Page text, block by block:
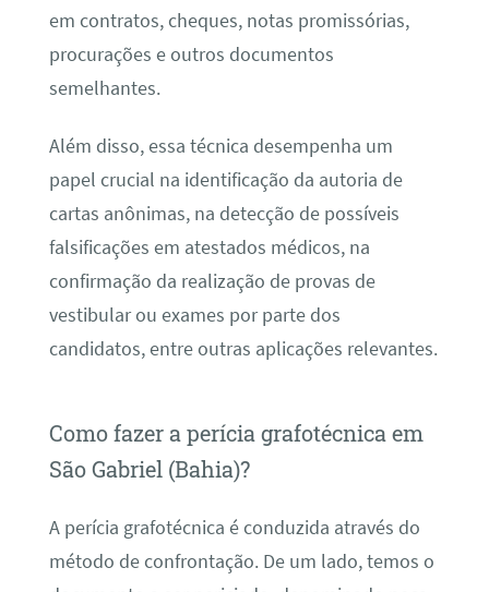
em contratos, cheques, notas promissórias,
procurações e outros documentos
semelhantes.
Além disso, essa técnica desempenha um
papel crucial na identificação da autoria de
cartas anônimas, na detecção de possíveis
falsificações em atestados médicos, na
confirmação da realização de provas de
vestibular ou exames por parte dos
candidatos, entre outras aplicações relevantes.
Como fazer a perícia grafotécnica em
São Gabriel (Bahia)?
A perícia grafotécnica é conduzida através do
método de confrontação. De um lado, temos o